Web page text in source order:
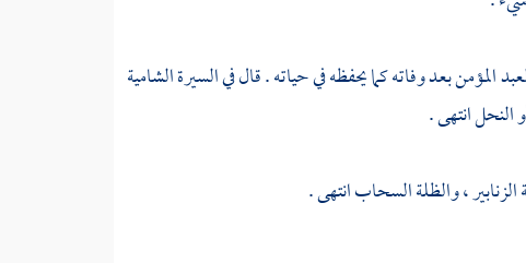
المؤمن بعد وفاته كما يحفظه في حياته . قال في السيرة الشامية
النحل انتهى .
، والظلة السحاب انتهى .